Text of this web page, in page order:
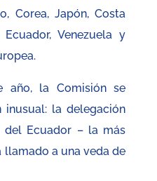
Corea, Japón, Costa
Venezuela y
año, la Comisión se
inusual: la delegación
del Ecuador – la más
llamado a una veda de